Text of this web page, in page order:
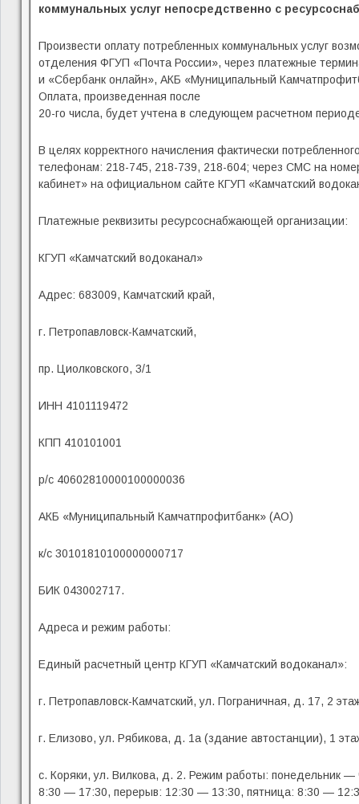
коммунальных услуг непосредственно с
Произвести оплату потребленных коммунальных услуг
отделения ФГУП «Почта России», через платежные
и «Сбербанк онлайн», АКБ «Муниципальный
Оплата, произведенная после
20-го числа, будет учтена в следующем расчетном
В целях корректного начисления фактически
телефонам: 218-745, 218-739, 218-604; через СМС на
кабинет» на официальном сайте КГУП «Камчатский
Платежные реквизиты ресурсоснабжающей организации:
КГУП «Камчатский водоканал»
Адрес: 683009, Камчатский край,
г. Петропавловск-Камчатский,
пр. Циолковского, 3/1
ИНН 4101119472
КПП 410101001
р/с 40602810000100000036
АКБ «Муниципальный Камчатпрофитбанк» (АО)
к/с 30101810100000000717
БИК 043002717.
Адреса и режим работы:
Единый расчетный центр КГУП «Камчатский водоканал»:
г. Петропавловск-Камчатский, ул. Пограничная, д. 17, 2
г. Елизово, ул. Рябикова, д. 1а (здание автостанции), 1
с. Коряки, ул. Вилкова, д. 2. Режим работы: понедельник —
8:30 — 17:30, перерыв: 12:30 — 13:30, пятница: 8:30 —